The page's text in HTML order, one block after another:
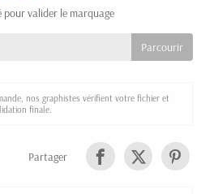
pour valider le marquage
nos graphistes vérifient votre fichier et
finale.
Partager